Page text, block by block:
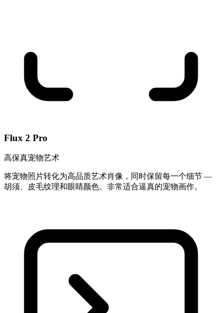
Flux 2 Pro
高保真宠物艺术
将宠物照片转化为高品质艺术肖像，同时保留每一个细节 —
胡须、皮毛纹理和眼睛颜色。非常适合逼真的宠物画作。